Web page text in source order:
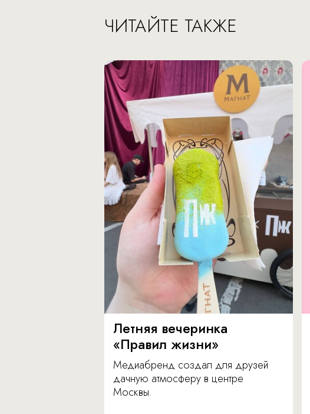
ЧИТАЙТЕ ТАКЖЕ
Летняя вечеринка
«Правил жизни»
Медиабренд создал для друзей
дачную атмосферу в центре
Москвы.